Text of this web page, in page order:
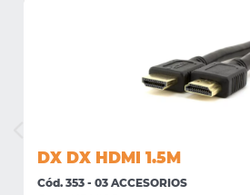
DX DX HDMI 1.5M
Cód. 353 - 03 ACCESORIOS